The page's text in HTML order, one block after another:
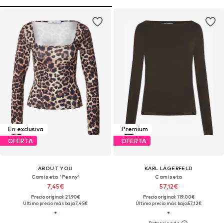
En exclusiva
OFERTA
ABOUT YOU
Camiseta 'Penny'
7,45€
Precio original: 21,90€
Último precio más bajo:7,45€
Premium
OFERTA
KARL LAGERFELD
Camiseta
57,12€
Precio original: 119,00€
Último precio más bajo:57,12€